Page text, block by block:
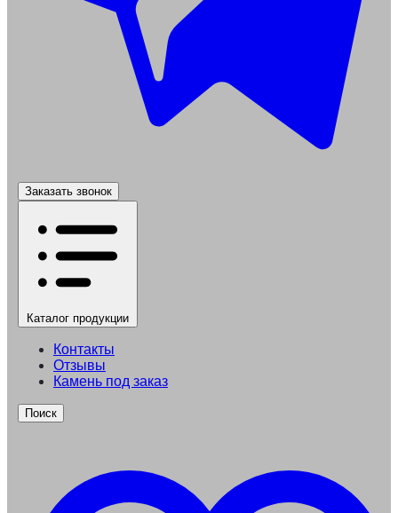
Заказать звонок
Каталог продукции
Контакты
Отзывы
Камень под заказ
Поиск